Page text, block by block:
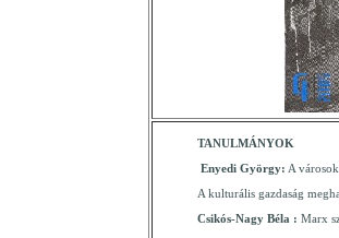
TANULMÁNYOK
Enyedi György: A
A kulturális gazdaság
Csikós-Nagy Béla : Marx